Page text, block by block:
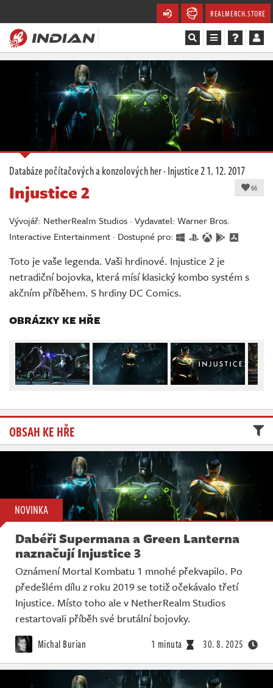
REALMERCH.STORE
Magazín
Soutěže
Databáze
Komunita
Živě
Databáze počítačových a konzolových her·Injustice 21. 12. 2017
66
Injustice 2
Vývojář: NetherRealm Studios · Vydavatel: Warner Bros.
Interactive Entertainment · Dostupné pro:
Toto je vaše legenda. Vaši hrdinové. Injustice 2 je
netradiční bojovka, která mísí klasický kombo systém s
akčním příběhem. S hrdiny DC Comics.
OBRÁZKY KE HŘE
OBSAH KE HŘE
NOVINKA
Dabéři Supermana a Green Lanterna
naznačují Injustice 3
Oznámení Mortal Kombatu 1 mnohé překvapilo. Po
předešlém dílu z roku 2019 se totiž očekávalo třetí
Injustice. Místo toho ale v NetherRealm Studios
restartovali příběh své brutální bojovky.
Michal Burian 1 minuta 30. 8. 2025